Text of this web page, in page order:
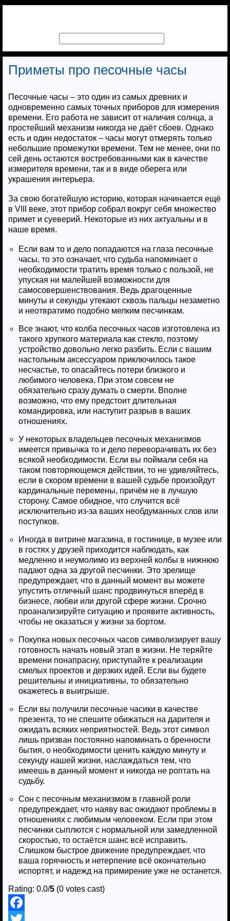
Приметы про песочные часы
Песочные часы – это один из самых древних и
одновременно самых точных приборов для измерения
времени. Его работа не зависит от наличия солнца, а
простейший механизм никогда не даёт сбоев. Однако
есть и один недостаток – часы могут отмерять только
небольшие промежутки времени. Тем не менее, они по
сей день остаются востребованными как в качестве
измерителя времени, так и в виде оберега или
украшения интерьера.
За свою богатейшую историю, которая начинается ещё
в VIII веке, этот прибор собрал вокруг себя множество
примет и суеверий. Некоторые из них актуальны и в
наше время.
Если вам то и дело попадаются на глаза песочные
часы, то это означает, что судьба напоминает о
необходимости тратить время только с пользой, не
упуская ни малейшей возможности для
самосовершенствования. Ведь драгоценные
минуты и секунды утекают сквозь пальцы незаметно
и неотвратимо подобно мелким песчинкам.
Все знают, что колба песочных часов изготовлена из
такого хрупкого материала как стекло, поэтому
устройство довольно легко разбить. Если с вашим
настольным аксессуаром приключилось такое
несчастье, то опасайтесь потери близкого и
любимого человека. При этом совсем не
обязательно сразу думать о смерти. Вполне
возможно, что ему предстоит длительная
командировка, или наступит разрыв в ваших
отношениях.
У некоторых владельцев песочных механизмов
имеется привычка то и дело переворачивать их без
всякой необходимости. Если вы поймали себя на
таком повторяющемся действии, то не удивляйтесь,
если в скором времени в вашей судьбе произойдут
кардинальные перемены, причём не в лучшую
сторону. Самое обидное, что случится всё
исключительно из-за ваших необдуманных слов или
поступков.
Иногда в витрине магазина, в гостинице, в музее или
в гостях у друзей приходится наблюдать, как
медленно и неумолимо из верхней колбы в нижнюю
падают одна за другой песчинки. Это зрелище
предупреждает, что в данный момент вы можете
упустить отличный шанс продвинуться вперёд в
бизнесе, любви или другой сфере жизни. Срочно
проанализируйте ситуацию и проявите активность,
чтобы не оказаться у жизни за бортом.
Покупка новых песочных часов символизирует вашу
готовность начать новый этап в жизни. Не теряйте
времени понапрасну, приступайте к реализации
смелых проектов и дерзких идей. Если вы будете
решительны и инициативны, то обязательно
окажетесь в выигрыше.
Если вы получили песочные часики в качестве
презента, то не спешите обижаться на дарителя и
ожидать всяких неприятностей. Ведь этот символ
лишь призван постоянно напоминать о бренности
бытия, о необходимости ценить каждую минуту и
секунду нашей жизни, наслаждаться тем, что
имеешь в данный момент и никогда не роптать на
судьбу.
Сон с песочным механизмом в главной роли
предупреждает, что наяву вас ожидают проблемы в
отношениях с любимым человеком. Если при этом
песчинки сыплются с нормальной или замедленной
скоростью, то остаётся шанс всё исправить.
Слишком быстрое движение предупреждает, что
ваша горячность и нетерпение всё окончательно
испортят, и надежд на примирение уже не останется.
Rating: 0.0/5 (0 votes cast)
F